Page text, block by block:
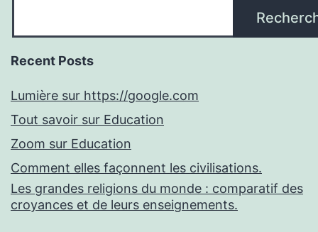
Recent Posts
Lumière sur https://google.com
Tout savoir sur Education
Zoom sur Education
Comment elles façonnent les civilisations.
Les grandes religions du monde : comparatif des
croyances et de leurs enseignements.